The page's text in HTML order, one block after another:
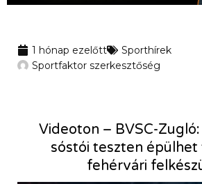
1 hónap ezelőtt
Sporthírek
Sportfaktor szerkesztőség
Videoton – BVSC-
sóstói teszten épülhet
fehérvári